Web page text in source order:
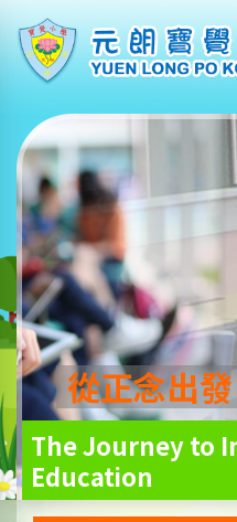
從正念出
The Journey to
Education